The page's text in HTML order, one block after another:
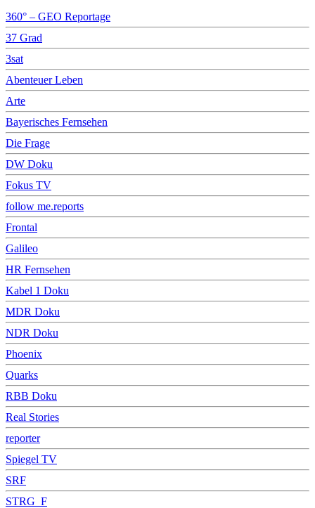
360° – GEO Reportage
37 Grad
3sat
Abenteuer Leben
Arte
Bayerisches Fernsehen
Die Frage
DW Doku
Fokus TV
follow me.reports
Frontal
Galileo
HR Fernsehen
Kabel 1 Doku
MDR Doku
NDR Doku
Phoenix
Quarks
RBB Doku
Real Stories
reporter
Spiegel TV
SRF
STRG_F